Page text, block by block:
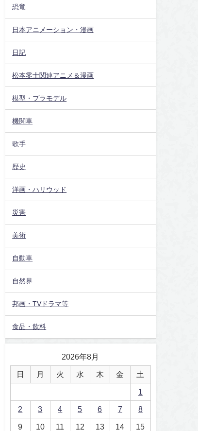
恐竜
日本アニメーション・漫画
日記
松本零士関連アニメ＆漫画
模型・プラモデル
機関車
歌手
歴史
洋画・ハリウッド
災害
美術
自動車
自然界
邦画・TVドラマ等
食品・飲料
2026年8月
日 月 火 水 木 金 土
1
2 3 4 5 6 7 8
9 10 11 12 13 14 15